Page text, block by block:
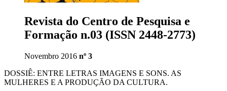
Revista do Centro de Pesquisa e
Formação n.03 (ISSN 2448-2773)
Novembro 2016 nº 3
DOSSIÊ: ENTRE LETRAS IMAGENS E SONS. AS
MULHERES E A PRODUÇÃO DA CULTURA.